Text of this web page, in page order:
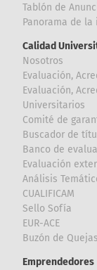
Tablón de
Panorama de
Calidad
Nosotros
Evaluación,
Evaluación,
Universitarios
Comité de
Buscador de
Banco de
Evaluación
Análisis
CUALIFICAM
Sello Sofía
EUR-ACE
Buzón de
Emprendedores